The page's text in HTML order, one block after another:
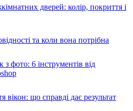
дверей: колір, покриття і
та коли вона потрібна
фото: 6 інструментів від
вікон: що справді дає результат